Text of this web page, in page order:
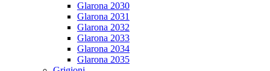
Glarona 2030
Glarona 2031
Glarona 2032
Glarona 2033
Glarona 2034
Glarona 2035